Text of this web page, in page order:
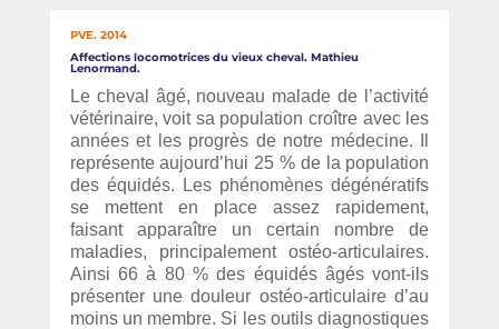
PVE. 2014
Affections locomotrices du vieux cheval. Mathieu
Lenormand.
Le cheval âgé, nouveau malade de l’activité
vétérinaire, voit sa population croître avec les
années et les progrès de notre médecine. Il
représente aujourd’hui 25 % de la population
des équidés. Les phénomènes dégénératifs
se mettent en place assez rapidement,
faisant apparaître un certain nombre de
maladies, principalement ostéo-articulaires.
Ainsi 66 à 80 % des équidés âgés vont-ils
présenter une douleur ostéo-articulaire d’au
moins un membre. Si les outils diagnostiques